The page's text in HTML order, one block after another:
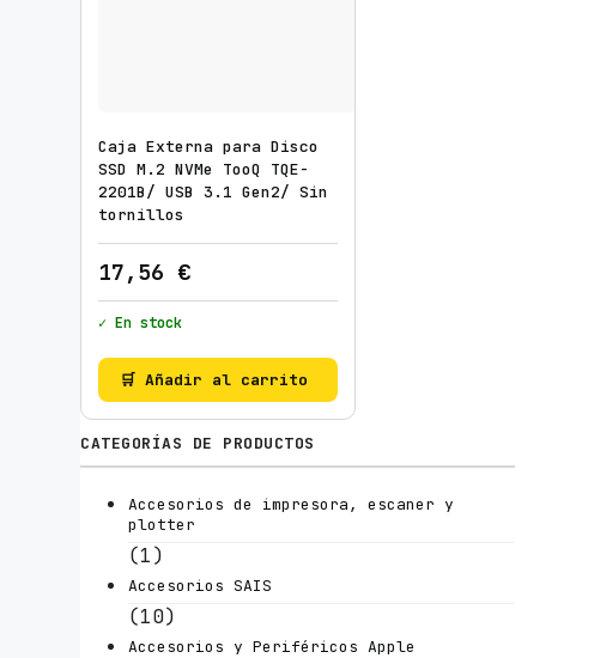
Caja Externa para Disco
SSD M.2 NVMe TooQ TQE-
2201B/ USB 3.1 Gen2/ Sin
tornillos
17,56 €
✓ En stock
🛒 Añadir al carrito
CATEGORÍAS DE PRODUCTOS
Accesorios de impresora, escaner y
plotter
(1)
Accesorios SAIS
(10)
Accesorios y Periféricos Apple